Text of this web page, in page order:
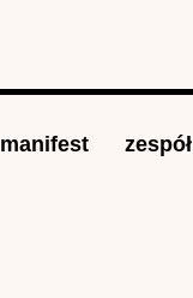
manifest zespół